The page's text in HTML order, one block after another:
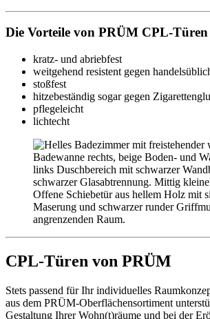
Die Vorteile von PRÜM CPL-Türen
kratz- und abriebfest
weitgehend resistent gegen
stoßfest
hitzebeständig sogar gegen
pflegeleicht
lichtecht
CPL-Türen von PRÜM
Stets passend für Ihr individuelles
aus dem PRÜM-Oberflächensortiment
Gestaltung Ihrer Wohn(t)räume und bei der